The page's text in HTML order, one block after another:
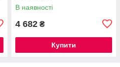
В наявності
4 682 ₴
Купити